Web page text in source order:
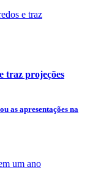
traz projeções
as apresentações na